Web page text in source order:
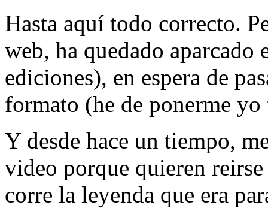
Hasta aquí todo correcto.
web, ha quedado aparcado
ediciones), en espera de
formato (he de ponerme
Y desde hace un tiempo,
video porque quieren
corre la leyenda que era